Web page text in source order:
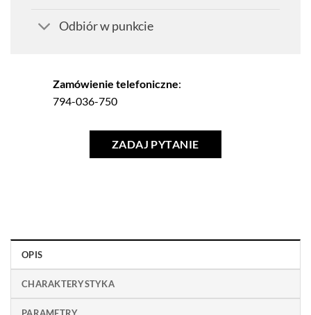
Odbiór w punkcie
Zamówienie telefoniczne:
794-036-750
ZADAJ PYTANIE
OPIS
CHARAKTERYSTYKA